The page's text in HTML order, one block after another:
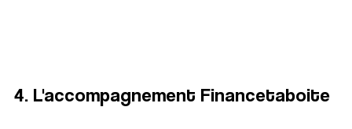
4. L'accompagnement Financetaboite